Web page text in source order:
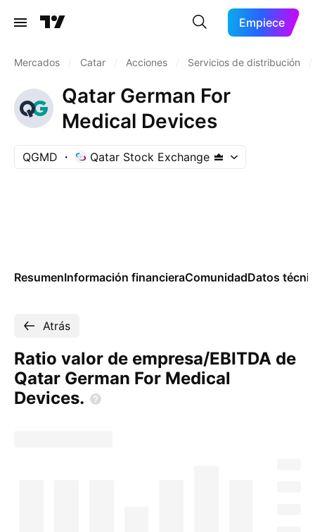
Empiece
Mercados Catar Acciones Servicios de distribución
Qatar German For
Medical Devices
QGMD Qatar Stock Exchange
ResumenInformación financieraComunidadDatos
Atrás
Ratio valor de empresa/EBITDA de
Qatar German For Medical
Devices.